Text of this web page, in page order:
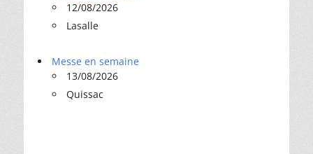
12/08/2026
Lasalle
Messe en semaine
13/08/2026
Quissac